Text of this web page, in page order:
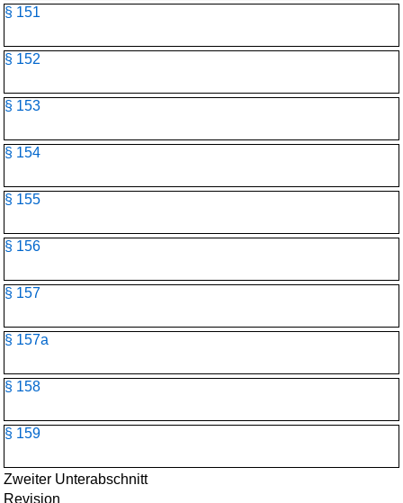
§ 151
§ 152
§ 153
§ 154
§ 155
§ 156
§ 157
§ 157a
§ 158
§ 159
Zweiter Unterabschnitt
Revision